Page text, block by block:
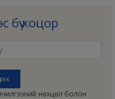
бүү хоцор
нөхцөл болон